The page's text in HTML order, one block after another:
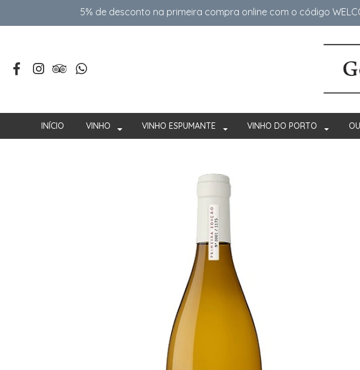
5% de desconto na primeira compra online com o código
INÍCIO VINHO VINHO ESPUMANTE VINHO DO PORTO